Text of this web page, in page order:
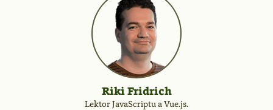
Riki Fridrich
Lektor JavaScriptu a Vue.js.